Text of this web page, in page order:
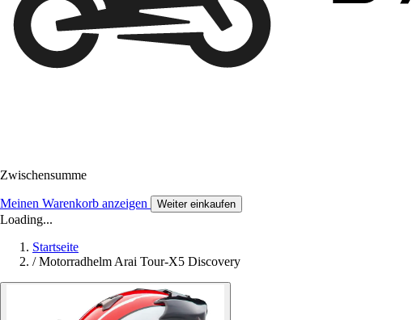
Zwischensumme
Meinen Warenkorb anzeigen Weiter einkaufen
Loading...
Startseite
/ Motorradhelm Arai Tour-X5 Discovery